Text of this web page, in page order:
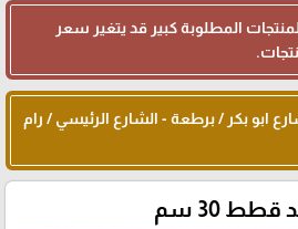
المطلوبة كبير قد يتغير سعر
ابو بكر / برطعة - الشارع الرئيسي / رام
قطط 30 سم